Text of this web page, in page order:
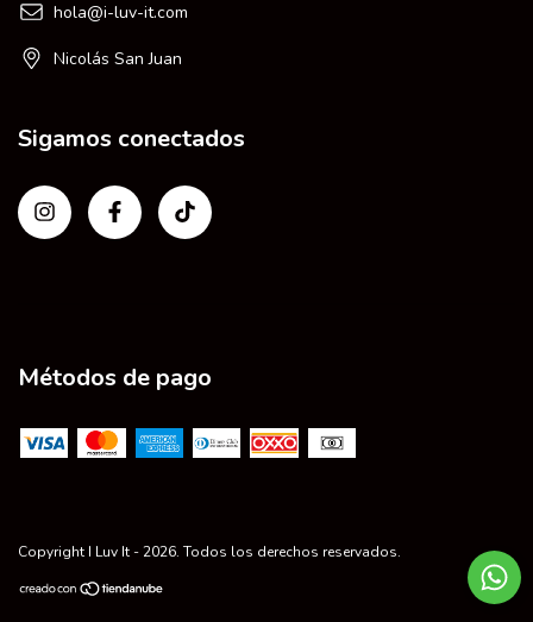
hola@i-luv-it.com
Nicolás San Juan
Sigamos conectados
Métodos de pago
Copyright I Luv It - 2026. Todos los derechos reservados.